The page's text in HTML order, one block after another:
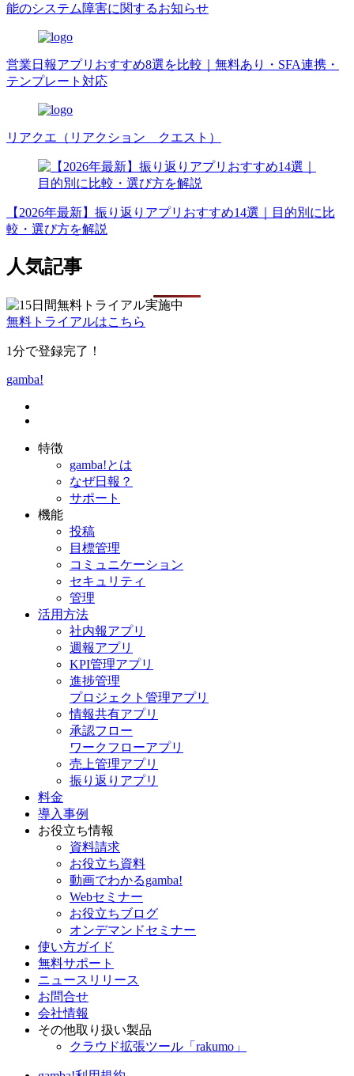
能のシステム障害に関するお知らせ
営業日報アプリおすすめ8選を比較｜無料あり・SFA連携・
テンプレート対応
リアクエ（リアクション クエスト）
【2026年最新】振り返りアプリおすすめ14選｜目的別に比
較・選び方を解説
人気記事
無料トライアルはこちら
1分で登録完了！
gamba!
特徴
gamba!とは
なぜ日報？
サポート
機能
投稿
目標管理
コミュニケーション
セキュリティ
管理
活用方法
社内報アプリ
週報アプリ
KPI管理アプリ
進捗管理
プロジェクト管理アプリ
情報共有アプリ
承認フロー
ワークフローアプリ
売上管理アプリ
振り返りアプリ
料金
導入事例
お役立ち情報
資料請求
お役立ち資料
動画でわかるgamba!
Webセミナー
お役立ちブログ
オンデマンドセミナー
使い方ガイド
無料サポート
ニュースリリース
お問合せ
会社情報
その他取り扱い製品
クラウド拡張ツール「rakumo」